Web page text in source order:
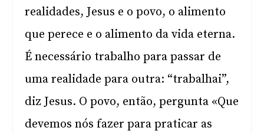
realidades, Jesus e o povo, o alimento
que perece e o alimento da vida eterna.
É necessário trabalho para passar de
uma realidade para outra: “trabalhai”,
diz Jesus. O povo, então, pergunta «Que
devemos nós fazer para praticar as